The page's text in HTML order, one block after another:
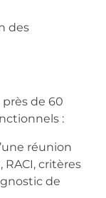
des
de 60
:
réunion
critères
de